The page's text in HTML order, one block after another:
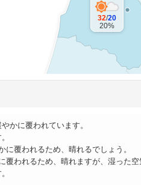
32/20
20%
かに覆われています。
に覆われるため、晴れるでしょう。
覆われるため、晴れますが、湿った